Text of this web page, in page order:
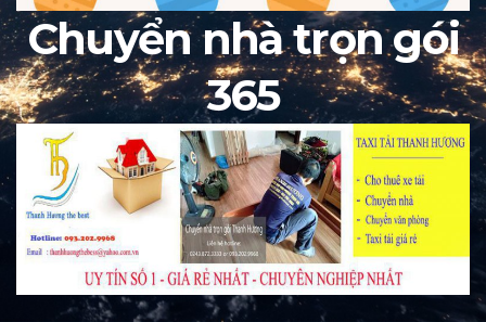
Chuyển nhà trọn gói
365